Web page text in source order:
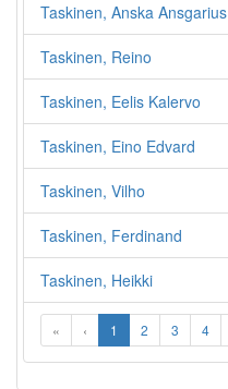
Taskinen, Anska Ansgarius
Taskinen, Reino
Taskinen, Eelis Kalervo
Taskinen, Eino Edvard
Taskinen, Vilho
Taskinen, Ferdinand
Taskinen, Heikki
« ‹ 1 2 3 4